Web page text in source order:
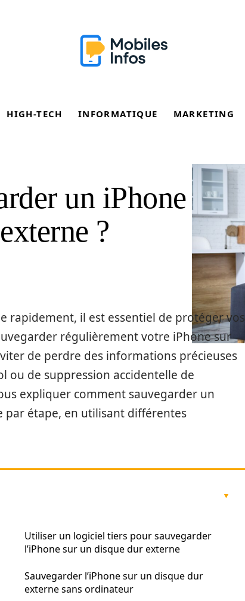
HIGH-TECH INFORMATIQUE MARKETING
un iPhone
?
rapidement, il est essentiel de protéger vos
régulièrement votre iPhone sur
de perdre des informations précieuses
ou de suppression accidentelle de
expliquer comment sauvegarder un
par étape, en utilisant différentes
Utiliser un logiciel tiers pour sauvegarder
l’iPhone sur un disque dur externe
Sauvegarder l’iPhone sur un disque dur
externe sans ordinateur